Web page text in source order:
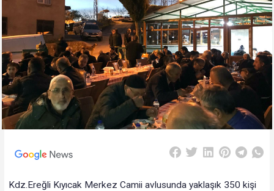
Kdz.Ereğli Kıyıcak Merkez Camii avlusunda yaklaşık 350 kişi